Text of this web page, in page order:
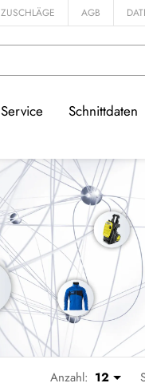
ZUSCHLÄGE AGB
Service Schnittdaten
Anzahl: 12